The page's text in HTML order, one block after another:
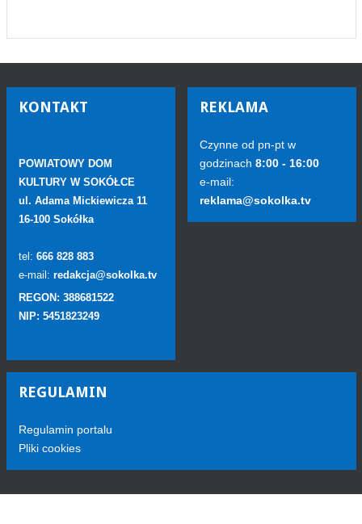
KONTAKT
POWIATOWY DOM
KULTURY W SOKÓŁCE
ul. Adama Mickiewicza 11
16-100 Sokółka
tel: 666 828 883
e-mail: redakcja@sokolka.tv
REGON: 388681522
NIP: 5451823249
REKLAMA
Czynne od pn-pt w
godzinach 8:00 - 16:00
e-mail:
reklama@sokolka.tv
REGULAMIN
Regulamin portalu
Pliki cookies